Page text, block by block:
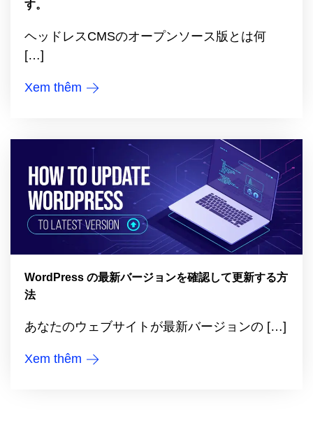
す。
ヘッドレスCMSのオープンソース版とは何
[…]
Xem thêm
WordPress の最新バージョンを確認して更新する方
法
あなたのウェブサイトが最新バージョンの […]
Xem thêm